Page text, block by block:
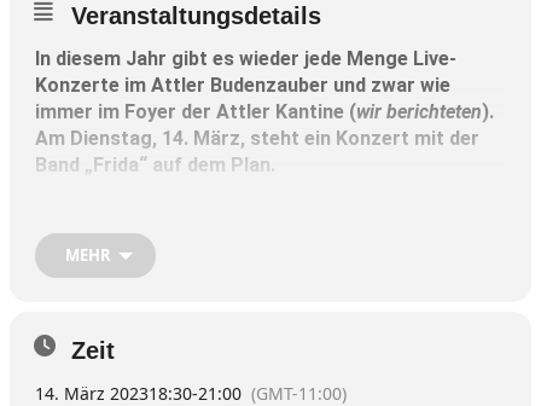
Veranstaltungsdetails
In diesem Jahr gibt es wieder jede Menge Live-
Konzerte im Attler Budenzauber und zwar wie
immer im Foyer der Attler Kantine (wir berichteten).
Am Dienstag, 14. März, steht ein Konzert mit der
Band „Frida“ auf dem Plan.
Akustik-Pop und pulsierendem Pop-Rock. Schnörkellos
gehen die Melodien ins Ohr, der Groove in die Beine und
Fangemeinde.
Beginn ist um 18.30 Uhr – der Eintritt: Ein Euro.
MEHR
Zeit
14. März 202318:30-21:00 (GMT-11:00)